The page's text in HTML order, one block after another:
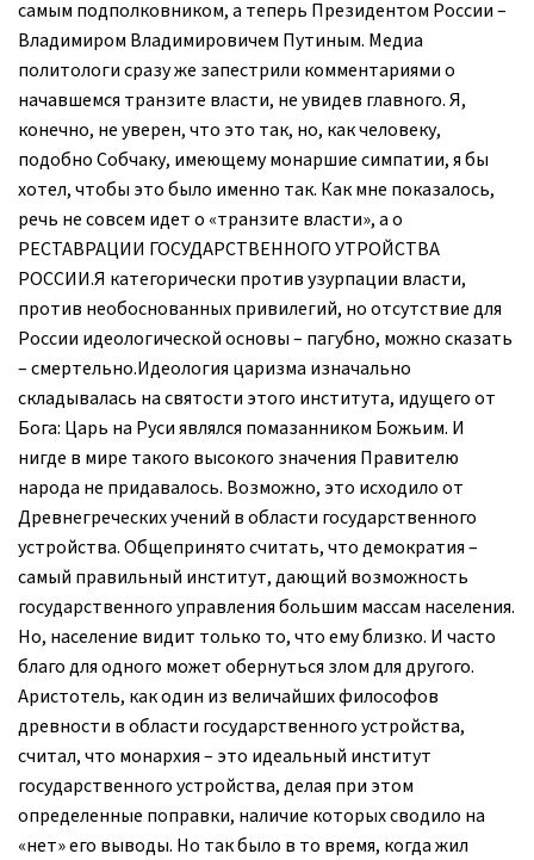
самым подполковником, а теперь Президентом России –
Владимиром Владимировичем Путиным. Медиа
политологи сразу же запестрили комментариями о
начавшемся транзите власти, не увидев главного. Я,
конечно, не уверен, что это так, но, как человеку,
подобно Собчаку, имеющему монаршие симпатии, я бы
хотел, чтобы это было именно так. Как мне показалось,
речь не совсем идет о «транзите власти», а о
РЕСТАВРАЦИИ ГОСУДАРСТВЕННОГО УТРОЙСТВА
РОССИИ.Я категорически против узурпации власти,
против необоснованных привилегий, но отсутствие для
России идеологической основы – пагубно, можно сказать
– смертельно.Идеология царизма изначально
складывалась на святости этого института, идущего от
Бога: Царь на Руси являлся помазанником Божьим. И
нигде в мире такого высокого значения Правителю
народа не придавалось. Возможно, это исходило от
Древнегреческих учений в области государственного
устройства. Общепринято считать, что демократия –
самый правильный институт, дающий возможность
государственного управления большим массам населения.
Но, население видит только то, что ему близко. И часто
благо для одного может обернуться злом для другого.
Аристотель, как один из величайших философов
древности в области государственного устройства,
считал, что монархия – это идеальный институт
государственного устройства, делая при этом
определенные поправки, наличие которых сводило на
«нет» его выводы. Но так было в то время, когда жил